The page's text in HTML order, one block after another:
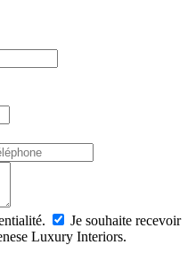
Je souhaite recevoir
Luxury Interiors.